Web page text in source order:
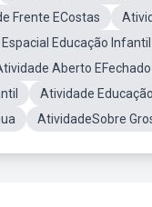
Frente ECostas
Educação Infantil
Aberto
Atividade
AtividadeSobre